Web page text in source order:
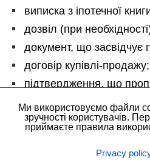
виписка з іпотечної
дозвіл (при
документ, що засвідчує
договір купівлі-продажу;
підтвердження, що
об’єкті нерухомості
кожен етап покупки, адже
Ми використовуємо файли
зручності користувачів.
приймаєте правила
Privacy